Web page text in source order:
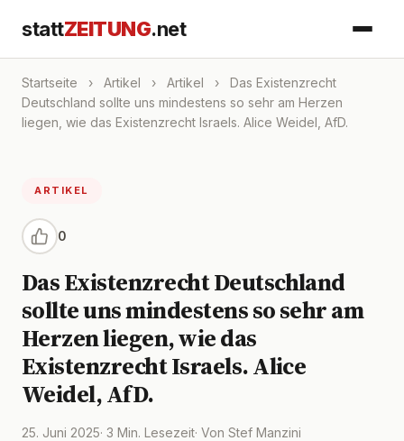
stattZEITUNG.net
Startseite › Artikel › Artikel ›
Das Existenzrecht
Deutschland sollte uns mindestens so sehr am Herzen
liegen, wie das Existenzrecht Israels. Alice Weidel, AfD.
ARTIKEL
0
Das Existenzrecht Deutschland
sollte uns mindestens so sehr am
Herzen liegen, wie das
Existenzrecht Israels. Alice
Weidel, AfD.
25. Juni 2025· 3 Min. Lesezeit· Von Stef Manzini